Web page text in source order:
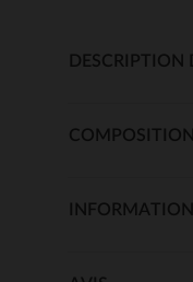
DESCRIPTION